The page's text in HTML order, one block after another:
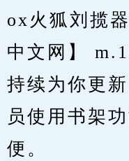
ox火狐刘揽
中文网】
持续为你更
员使用书架
便。